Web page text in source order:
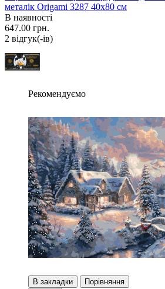
металік Origami 3287 40x80 см
В наявності
647.00 грн.
2 вiдгук(-iв)
Рекомендуємо
В закладки
Порівняння